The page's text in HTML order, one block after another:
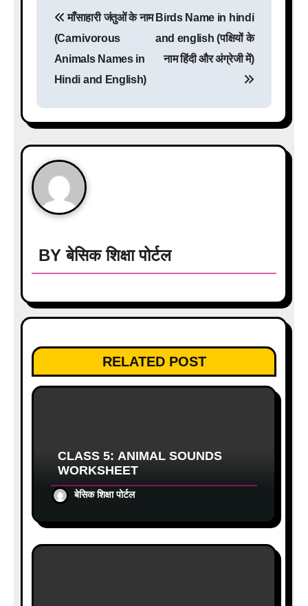
n
a
v
i
a
i
o
n
माँसाहारी जंतुओं के नाम
(Carnivorous
Animals Names in
Hindi and English)
Birds Name in hindi
and english (पक्षियों के
नाम हिंदी और अंग्रेजी में)
BYबेसिक शिक्षा पोर्टल
RELATED POST
CLASS 5: ANIMAL SOUNDS
WORKSHEET
बेसिक शिक्षा पोर्टल